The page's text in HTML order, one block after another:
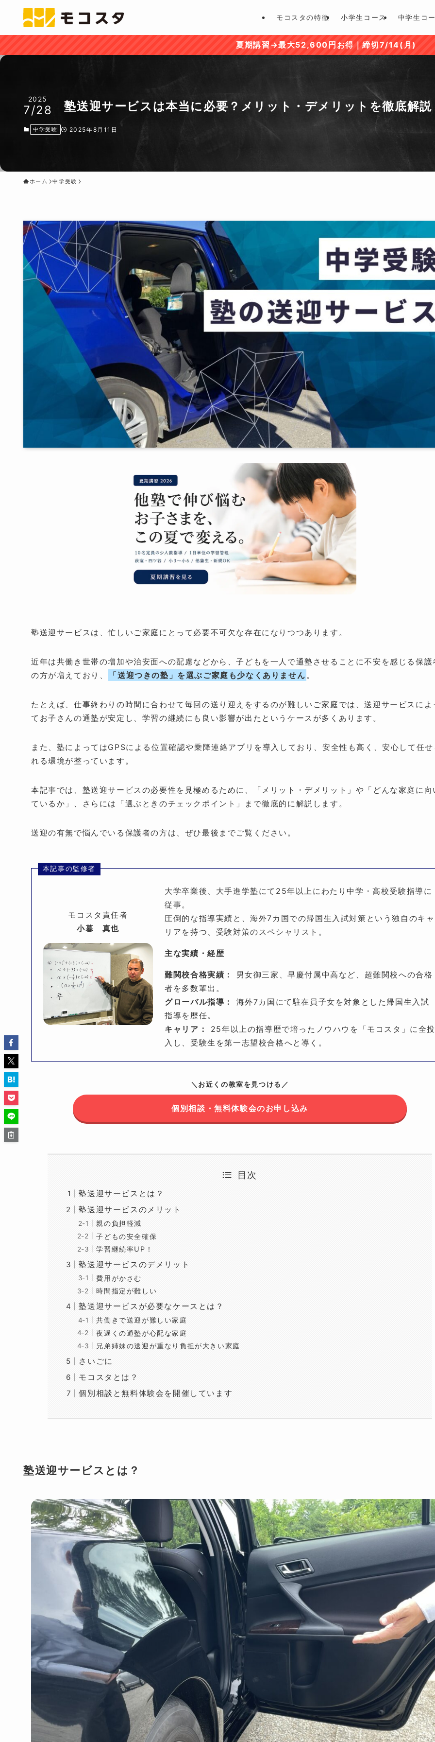
モコスタの特徴 小学生コース 中学生コ
夏期講習→最大52,600円お得｜締切7/14(月)
塾送迎サービスは本当に必要？メリット・デメリットを徹底解説
2025
7/28
中学受験 2025年8月11日
ホーム 中学受験
塾送迎サービスは、忙しいご家庭にとって必要不可欠な存在になりつつあります。
近年は共働き世帯の増加や治安面への配慮などから、子どもを一人で通塾させることに不安を感じる保護
の方が増えており、
「送迎つきの塾」を選ぶご家庭も少なくありません 。
たとえば、仕事終わりの時間に合わせて毎回の送り迎えをするのが難しいご家庭では、送迎サービスによ
てお子さんの通塾が安定し、学習の継続にも良い影響が出たというケースが多くあります。
また、塾によってはGPSによる位置確認や乗降連絡アプリを導入しており、安全性も高く、安心して任
れる環境が整っています。
本記事では、塾送迎サービスの必要性を見極めるために、「メリット・デメリット」や「どんな家庭に向
ているか」、さらには「選ぶときのチェックポイント」まで徹底的に解説します。
送迎の有無で悩んでいる保護者の方は、ぜひ最後までご覧ください。
本記事の監修者
モコスタ責任者
小暮 真也
大学卒業後、大手進学塾にて25年以上にわたり中学・高校受験指導に
従事。
圧倒的な指導実績と、海外7カ国での帰国生入試対策という独自のキャ
リアを持つ、受験対策のスペシャリスト。
主な実績・経歴
難関校合格実績：
男女御三家、早慶付属中高など、超難関校への合格
者を多数輩出。
グローバル指導：
海外7カ国にて駐在員子女を対象とした帰国生入試
指導を歴任。
キャリア：
25年以上の指導歴で培ったノウハウを「モコスタ」に全投
入し、受験生を第一志望校合格へと導く。
＼お近くの教室を見つける／
個別相談・無料体験会のお申し込み
目次
塾送迎サービスとは？
塾送迎サービスのメリット
親の負担軽減
子どもの安全確保
学習継続率UP！
塾送迎サービスのデメリット
費用がかさむ
時間指定が難しい
塾送迎サービスが必要なケースとは？
共働きで送迎が難しい家庭
夜遅くの通塾が心配な家庭
兄弟姉妹の送迎が重なり負担が大きい家庭
さいごに
モコスタとは？
個別相談と無料体験会を開催しています
塾送迎サービスとは？